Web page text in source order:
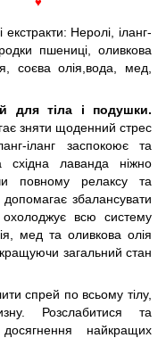
Неролі, іланг-
пшениці, оливкова
соєва олія,вода, мед,
для тіла і подушки.
зняти щоденний стрес
іланг заспокоює та
лаванда ніжно
повному релаксу та
збалансувати
всю систему
мед та оливкова олія
загальний стан
спрей по всьому тілу,
Розслабитися та
найкращих